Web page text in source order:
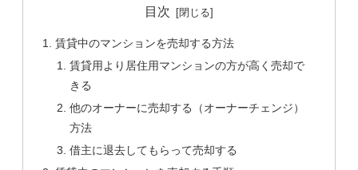
目次
賃貸中のマンションを売却する方法
賃貸用より居住用マンションの方が高く売却で
きる
他のオーナーに売却する（オーナーチェンジ）
方法
借主に退去してもらって売却する